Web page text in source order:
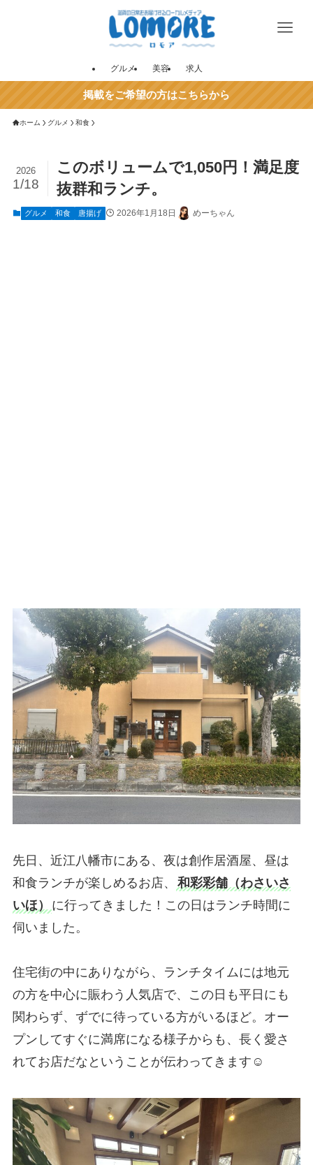
グルメ 美容 求人
掲載をご希望の方はこちらから
ホーム グルメ 和食
このボリュームで1,050円！満足度
抜群和ランチ。
2026
1/18
グルメ 和食 唐揚げ 2026年1月18日 めーちゃん
先日、近江八幡市にある、夜は創作居酒屋、昼は
和食ランチが楽しめるお店、
和彩彩舗（わさいさ
いほ）
に行ってきました！この日はランチ時間に
伺いました。
住宅街の中にありながら、ランチタイムには地元
の方を中心に賑わう人気店で、この日も平日にも
関わらず、ずでに待っている方がいるほど。オー
プンしてすぐに満席になる様子からも、長く愛さ
れてお店だなということが伝わってきます☺️